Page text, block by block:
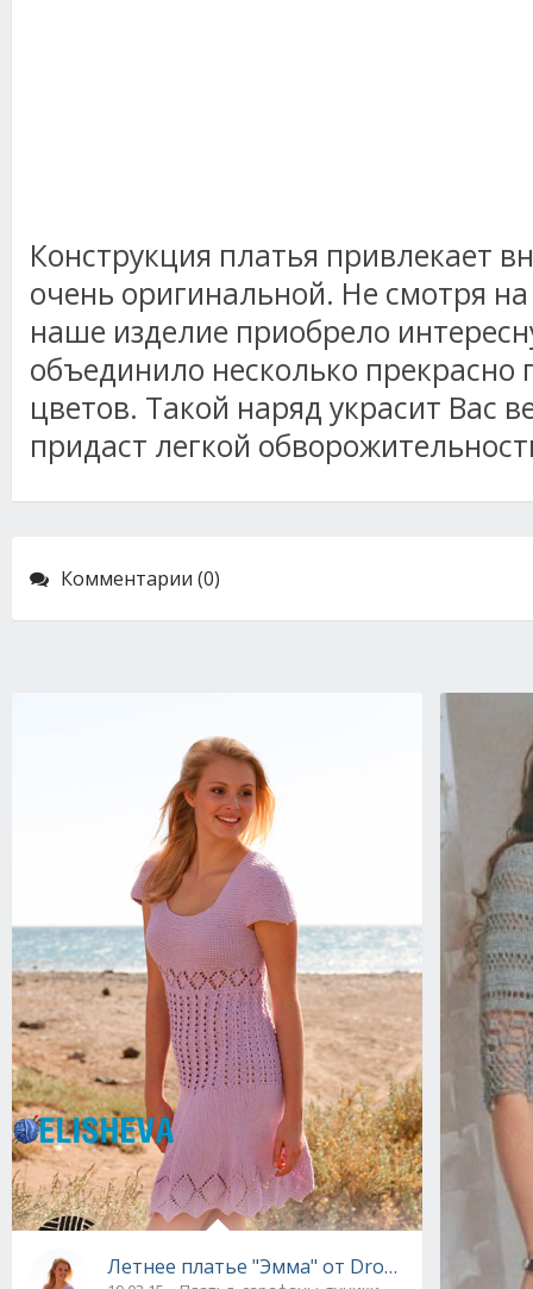
Конструкция платья привлекает
очень оригинальной. Не смотря на
наше изделие приобрело
объединило несколько
цветов. Такой наряд украсит Вас
придаст легкой
Комментарии (0)
Летнее платье "Эмма" от Drops Design,